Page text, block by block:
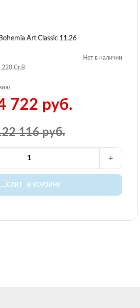
Art Classic 11.26
Нет в наличии
116 руб.
722 руб.
В КОРЗИНУ
+